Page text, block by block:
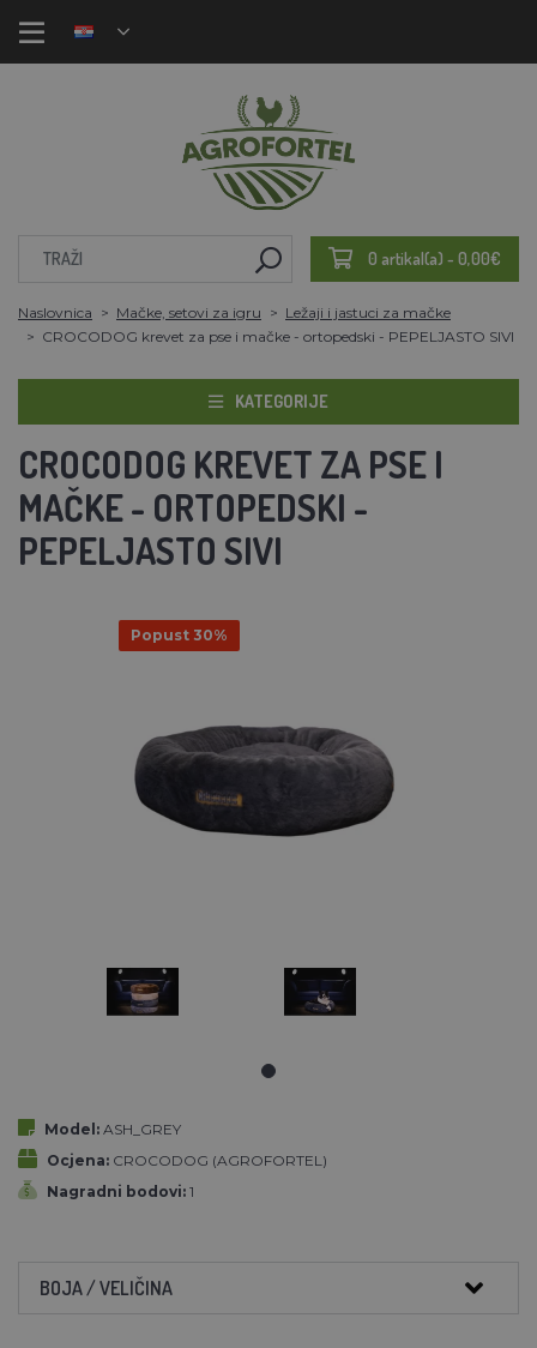
0 artikal(a) - 0,00€
Naslovnica Mačke, setovi za igru
Ležaji i jastuci za mačke
CROCODOG krevet za pse i mačke - ortopedski - PEPELJASTO SIVI
KATEGORIJE
CROCODOG KREVET ZA PSE I
MAČKE - ORTOPEDSKI -
PEPELJASTO SIVI
Popust 30%
Model: ASH_GREY
Ocjena: CROCODOG (AGROFORTEL)
Nagradni bodovi: 1
BOJA / VELIČINA